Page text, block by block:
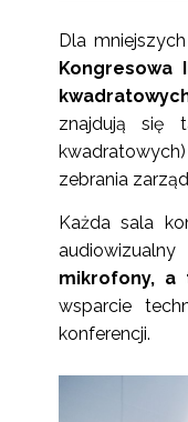
Dla
Kongresowa
znajdują się
zebrania
Każda sala
mikrofony, a
wsparcie
konferencji.